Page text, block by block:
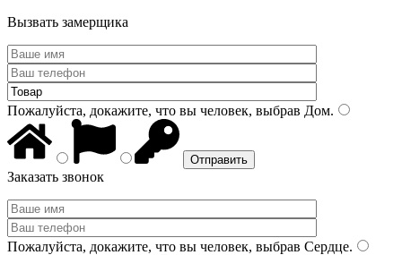
Вызвать замерщика
Пожалуйста, докажите, что вы человек, выбрав Дом.
Заказать звонок
Пожалуйста, докажите, что вы человек, выбрав Сердце.